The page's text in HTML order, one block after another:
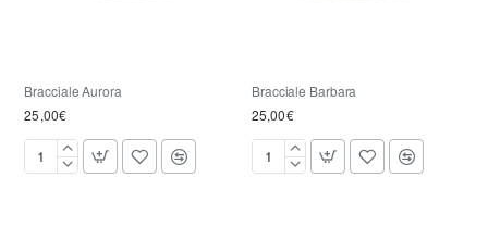
Bracciale Aurora
25,00€
Bracciale
Bracciale Barbara
25,00€
Bracciale